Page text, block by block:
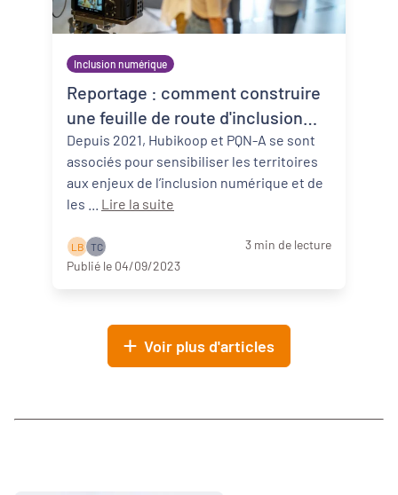
Inclusion numérique
Reportage : comment construire
une feuille de route d'inclusion
numérique ?
Depuis 2021, Hubikoop et PQN-A se sont
associés pour sensibiliser les territoires
aux enjeux de l’inclusion numérique et de
Lire la suite
L B T C
3 min de lecture
Publié le 04/09/2023
Voir plus d'articles